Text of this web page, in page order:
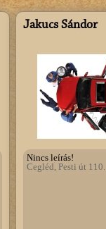
Jakucs Sándor
Nincs leírás!
Cegléd, Pesti út 110.